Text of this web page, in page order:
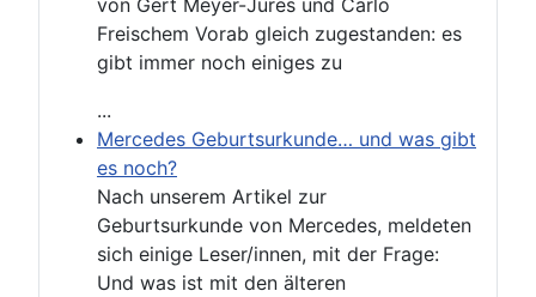
von Gert Meyer-Jüres und Carlo
Freischem Vorab gleich zugestanden: es
gibt immer noch einiges zu
...
Mercedes Geburtsurkunde… und was gibt
es noch?
Nach unserem Artikel zur
Geburtsurkunde von Mercedes, meldeten
sich einige Leser/innen, mit der Frage:
Und was ist mit den älteren